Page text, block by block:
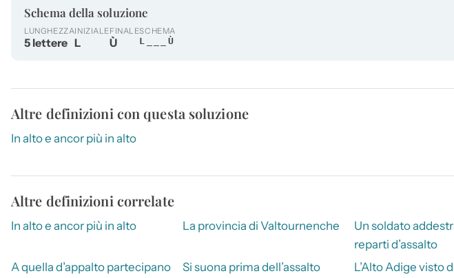
Schema della soluzione
LUNGHEZZA
5 lettere
INIZIALE
L
FINALE
Ù
SCHEMA
L___Ù
Altre definizioni con questa soluzione
In alto e ancor più in alto
Altre definizioni correlate
In alto e ancor più in alto La provincia di Valtournenche
Un soldato
reparti d’assalto
A quella d’appalto partecipano
Si suona prima dell’assalto L’Alto Adige visto